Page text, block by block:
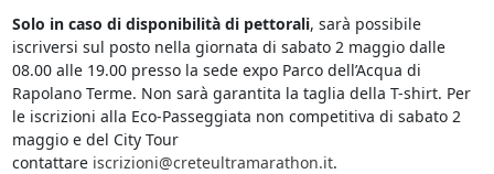
Solo in caso di disponibilità di pettorali, sarà possibile
iscriversi sul posto nella giornata di sabato 2 maggio dalle
08.00 alle 19.00 presso la sede expo Parco dell’Acqua di
Rapolano Terme. Non sarà garantita la taglia della T-shirt. Per
le iscrizioni alla Eco-Passeggiata non competitiva di sabato 2
maggio e del City Tour
contattare iscrizioni@creteultramarathon.it.